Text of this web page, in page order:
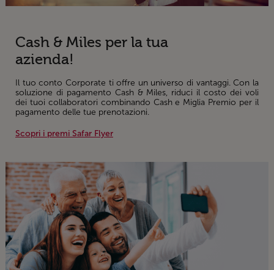
Cash & Miles per la tua
azienda!
Il tuo conto Corporate ti offre un universo di vantaggi. Con la
soluzione di pagamento Cash & Miles, riduci il costo dei voli
dei tuoi collaboratori combinando Cash e Miglia Premio per il
pagamento delle tue prenotazioni.
Scopri i premi Safar Flyer